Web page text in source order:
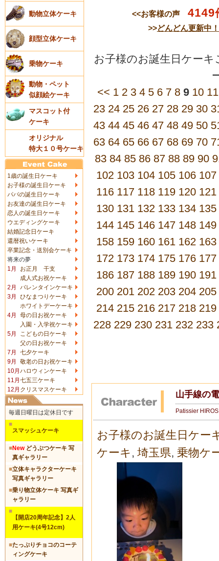
動物立体ケーキ
顔型立体ケーキ
乗物ケーキ
動物・ペット
似顔絵ケーキ
マスコット付
ケーキ
オリジナル
特大１０号ケーキ
1歳の誕生日ケーキ
お子様の誕生日ケーキ
パパの誕生日ケーキ
お友達の誕生日ケーキ
恋人の誕生日ケーキ
ウエディングケーキ
結婚記念日ケーキ
還暦祝いケーキ
卒業記念・送別会ケーキ
将来の夢
1月
お正月 干支
成人式お祝ケーキ
2月
バレンタインケーキ
3月
ひなまつりケーキ
ホワイトデーケーキ
4月
母の日お祝ケーキ
入園・入学祝ケーキ
5月
こどもの日ケーキ
父の日お祝ケーキ
7月
七夕ケーキ
9月
敬老の日お祝ケーキ
10月 ハロウィンケーキ
11月 七五三ケーキ
12月 クリスマスケーキ
毎週日曜日は定休日です
■
スマッシュケーキ
■Newどうぶつケーキ 写
真ギャラリー
■立体キャラクターケーキ
写真ギャラリー
■乗り物立体ケーキ 写真ギ
ャラリー
■
【開店20周年記念】2人
用ケーキ(4号12cm)
■たっぷりチョコのコーテ
ィングケーキ
<<お客様の声 4149
>>どんどん更新中
お子様のお誕生日ケー
<< 1 2 3 4 5 6 7 8 9 10 11
23 24 25 26 27 28 29 30
43 44 45 46 47 48 49 50
63 64 65 66 67 68 69 70
83 84 85 86 87 88 89 90
102 103 104 105 106 107
116 117 118 119 120 121
130 131 132 133 134 135
144 145 146 147 148 149
158 159 160 161 162 163
172 173 174 175 176 177
186 187 188 189 190 191
200 201 202 203 204 205
214 215 216 217 218 219
228 229 230 231 232 233
山手線の
Patissier
お子様のお誕生日ケー
ケーキ , 埼玉県, 乗物ケ